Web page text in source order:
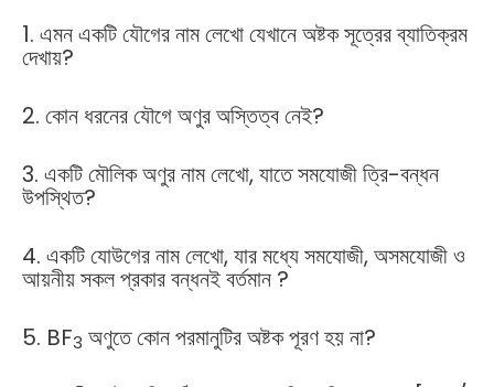
1. এমন একটি যৌগের নাম লেখো যেখানে অষ্টক সূত্রের ব্যাতিক্রম
দেখায়?
2. কোন ধরনের যৌগে অণুর অস্তিত্ব নেই?
3. একটি মৌলিক অণুর নাম লেখো, যাতে সমযোজী ত্রি-বন্ধন
উপস্থিত?
4. একটি যোউগের নাম লেখো, যার মধ্যে সমযোজী, অসমযোজী ও
আয়নীয় সকল প্রকার বন্ধনই বর্তমান ?
5. BF3 অণুতে কোন পরমানুটির অষ্টক পূরণ হয় না?